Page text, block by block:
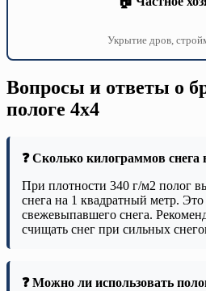
Укрытие дров,
Вопросы и ответы о
пологе 4х4
❓ Сколько килограммов
При плотности 340 г/м2 полог
снега на 1 квадратный метр.
свежевыпавшего снега.
счищать снег при сильных
❓ Можно ли использовать